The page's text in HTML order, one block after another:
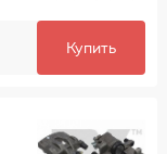
Купить